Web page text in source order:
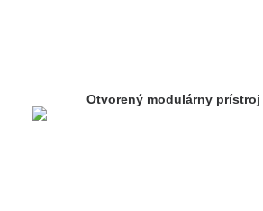
Otvorený modulárny prístroj